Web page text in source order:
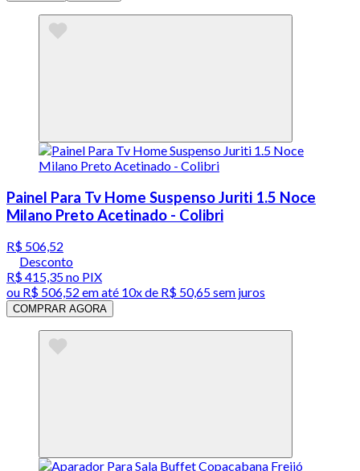
Painel Para Tv Home Suspenso Juriti 1.5 Noce
Milano Preto Acetinado - Colibri
R$ 506,52
Desconto
R$ 415,35no PIX
ou R$ 506,52 em até 10x de R$ 50,65 sem juros
COMPRAR AGORA